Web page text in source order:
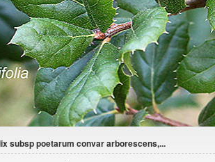
subsp poetarum convar arborescens,...